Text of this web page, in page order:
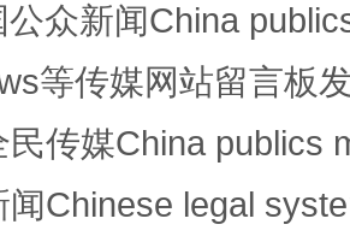
园优化重塑工作
公众新闻China
等传媒网站留言板
民传媒China publics
闻Chinese legal